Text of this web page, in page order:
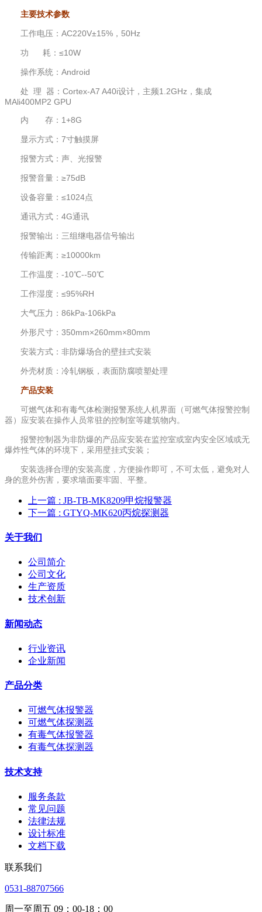
主要技术参数
工作电压：AC220V±15%，50Hz
功 耗：≤10W
操作系统：Android
处 理 器：Cortex-A7 A40i设计，主频1.2GHz，集成
MAli400MP2 GPU
内 存：1+8G
显示方式：7寸触摸屏
报警方式：声、光报警
报警音量：≥75dB
设备容量：≤1024点
通讯方式：4G通讯
报警输出：三组继电器信号输出
传输距离：≥10000km
工作温度：-10℃--50℃
工作湿度：≤95%RH
大气压力：86kPa-106kPa
外形尺寸：350mm×260mm×80mm
安装方式：非防爆场合的壁挂式安装
外壳材质：冷轧钢板，表面防腐喷塑处理
产品安装
可燃气体和有毒气体检测报警系统人机界面（可燃气体报警控制
器）应安装在操作人员常驻的控制室等建筑物内。
报警控制器为非防爆的产品应安装在监控室或室内安全区域或无
爆炸性气体的环境下，采用壁挂式安装；
安装选择合理的安装高度，方便操作即可，不可太低，避免对人
身的意外伤害，要求墙面要牢固、平整。
上一篇 : JB-TB-MK8209甲烷报警器
下一篇 : GTYQ-MK620丙烷探测器
关于我们
公司简介
公司文化
生产资质
技术创新
新闻动态
行业资讯
企业新闻
产品分类
可燃气体报警器
可燃气体探测器
有毒气体报警器
有毒气体探测器
技术支持
服务条款
常见问题
法律法规
设计标准
文档下载
联系我们
0531-88707566
周一至周五 09：00-18：00